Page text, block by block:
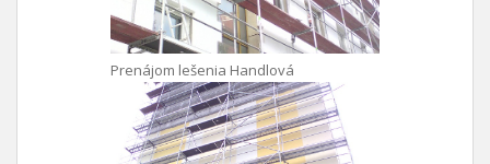
Prenájom lešenia Handlová